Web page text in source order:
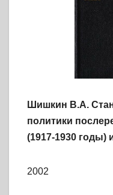
Шишкин В.А.
политики
(1917-1930 годы)
2002